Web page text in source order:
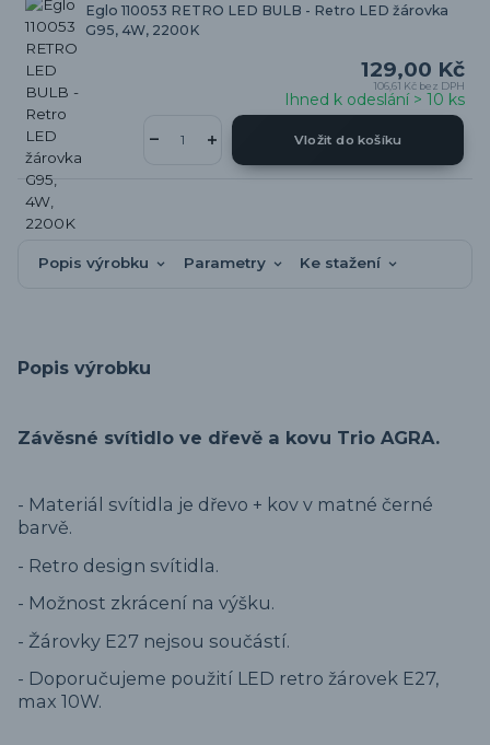
Eglo 110053 RETRO LED BULB - Retro LED žárovka
G95, 4W, 2200K
129,00 Kč
106,61 Kč bez DPH
Ihned k odeslání > 10 ks
Vložit do košíku
Popis výrobku Parametry Ke stažení
Popis výrobku
Závěsné svítidlo ve dřevě a kovu Trio AGRA.
- Materiál svítidla je dřevo + kov v matné černé
barvě.
- Retro design svítidla.
- Možnost zkrácení na výšku.
- Žárovky E27 nejsou součástí.
- Doporučujeme použití LED retro žárovek E27,
max 10W.